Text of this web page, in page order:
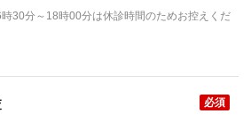
30分～18時00分は休診時間のためお控えくだ
必須